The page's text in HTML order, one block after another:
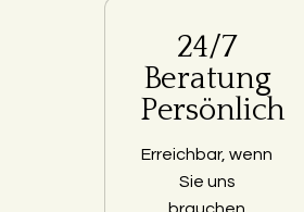
24/7
Beratung
Persönlich
Erreichbar, wenn
Sie uns